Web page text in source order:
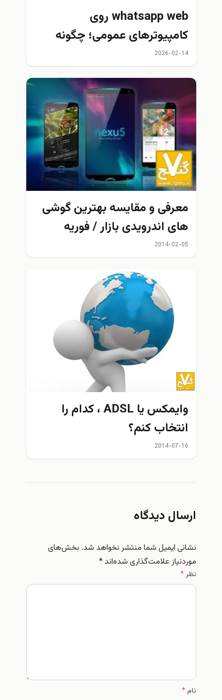
whatsapp web روی
عمومی؛ چگونه
حساب خود را حفظ
و مقایسه بهترین گوشی
اندرویدی بازار / فوریه
وايمكس يا ADSL ، كدام را
كنم؟
دیدگاه
ایمیل شما منتشر نخواهد شد. بخش‌های
علامت‌گذاری شده‌اند*